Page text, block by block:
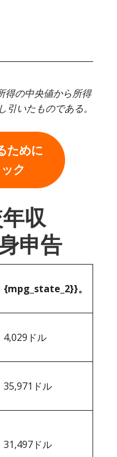
得の中央値から所得
いたものである。
ために
ク
収
申告
{mpg_state_2}}。
4,029ドル
35,971ドル
31,497ドル